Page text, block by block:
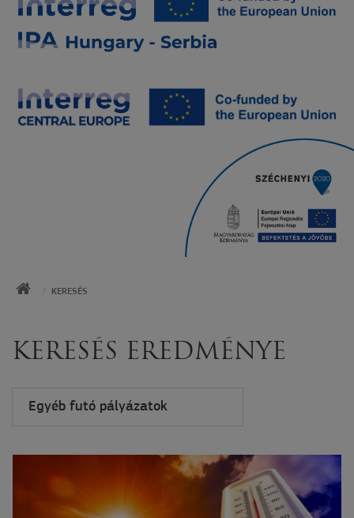
KEZDŐOLDAL
KERESÉS
KERESÉS EREDMÉNYE